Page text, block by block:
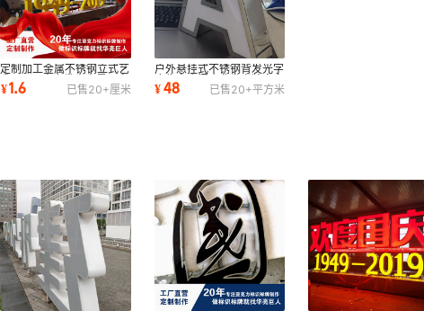
定制加工金属不锈钢立式艺
术LED亚克力发光字景观字
景观亮化
¥1.6 已售20+厘米
户外悬挂式不锈钢背发光字
广告商店门店背发光牌文字
招牌
¥48 已售20+平方米